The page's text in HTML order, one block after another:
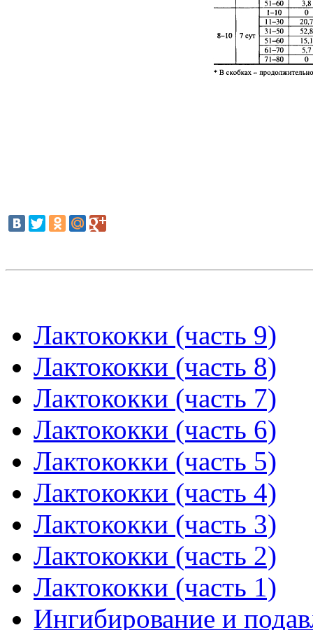
Лактококки (часть 9)
Лактококки (часть 8)
Лактококки (часть 7)
Лактококки (часть 6)
Лактококки (часть 5)
Лактококки (часть 4)
Лактококки (часть 3)
Лактококки (часть 2)
Лактококки (часть 1)
Ингибирование и